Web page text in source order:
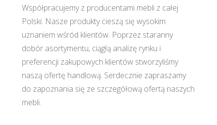
Współpracujemy z producentami mebli z całej
Polski. Nasze produkty cieszą się wysokim
uznaniem wśród klientów. Poprzez staranny
dobór asortymentu, ciągłą analizę rynku i
preferencji zakupowych klientów stworzyliśmy
naszą ofertę handlową. Serdecznie zapraszamy
do zapoznania się ze szczegółową ofertą naszych
mebli.